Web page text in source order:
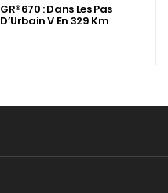
GR®670 : Dans Les Pas
D’Urbain V En 329 Km